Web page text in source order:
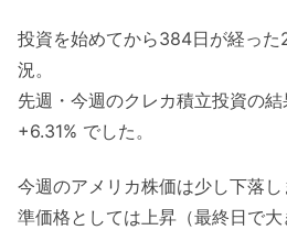
投資を始めてから384日が経っ
況。
先週・今週のクレカ積立投資の
+6.31% でした。
今週のアメリカ株価は少し下落
準価格としては上昇（最終日で